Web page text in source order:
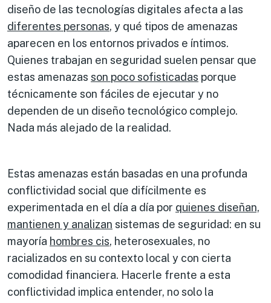
diseño de las tecnologías digitales afecta a las
diferentes personas, y qué tipos de amenazas
aparecen en los entornos privados e íntimos.
Quienes trabajan en seguridad suelen pensar que
estas amenazas son poco sofisticadas porque
técnicamente son fáciles de ejecutar y no
dependen de un diseño tecnológico complejo.
Nada más alejado de la realidad.
Estas amenazas están basadas en una profunda
conflictividad social que difícilmente es
experimentada en el día a día por quienes diseñan,
mantienen y analizan sistemas de seguridad: en su
mayoría hombres cis, heterosexuales, no
racializados en su contexto local y con cierta
comodidad financiera. Hacerle frente a esta
conflictividad implica entender, no solo la